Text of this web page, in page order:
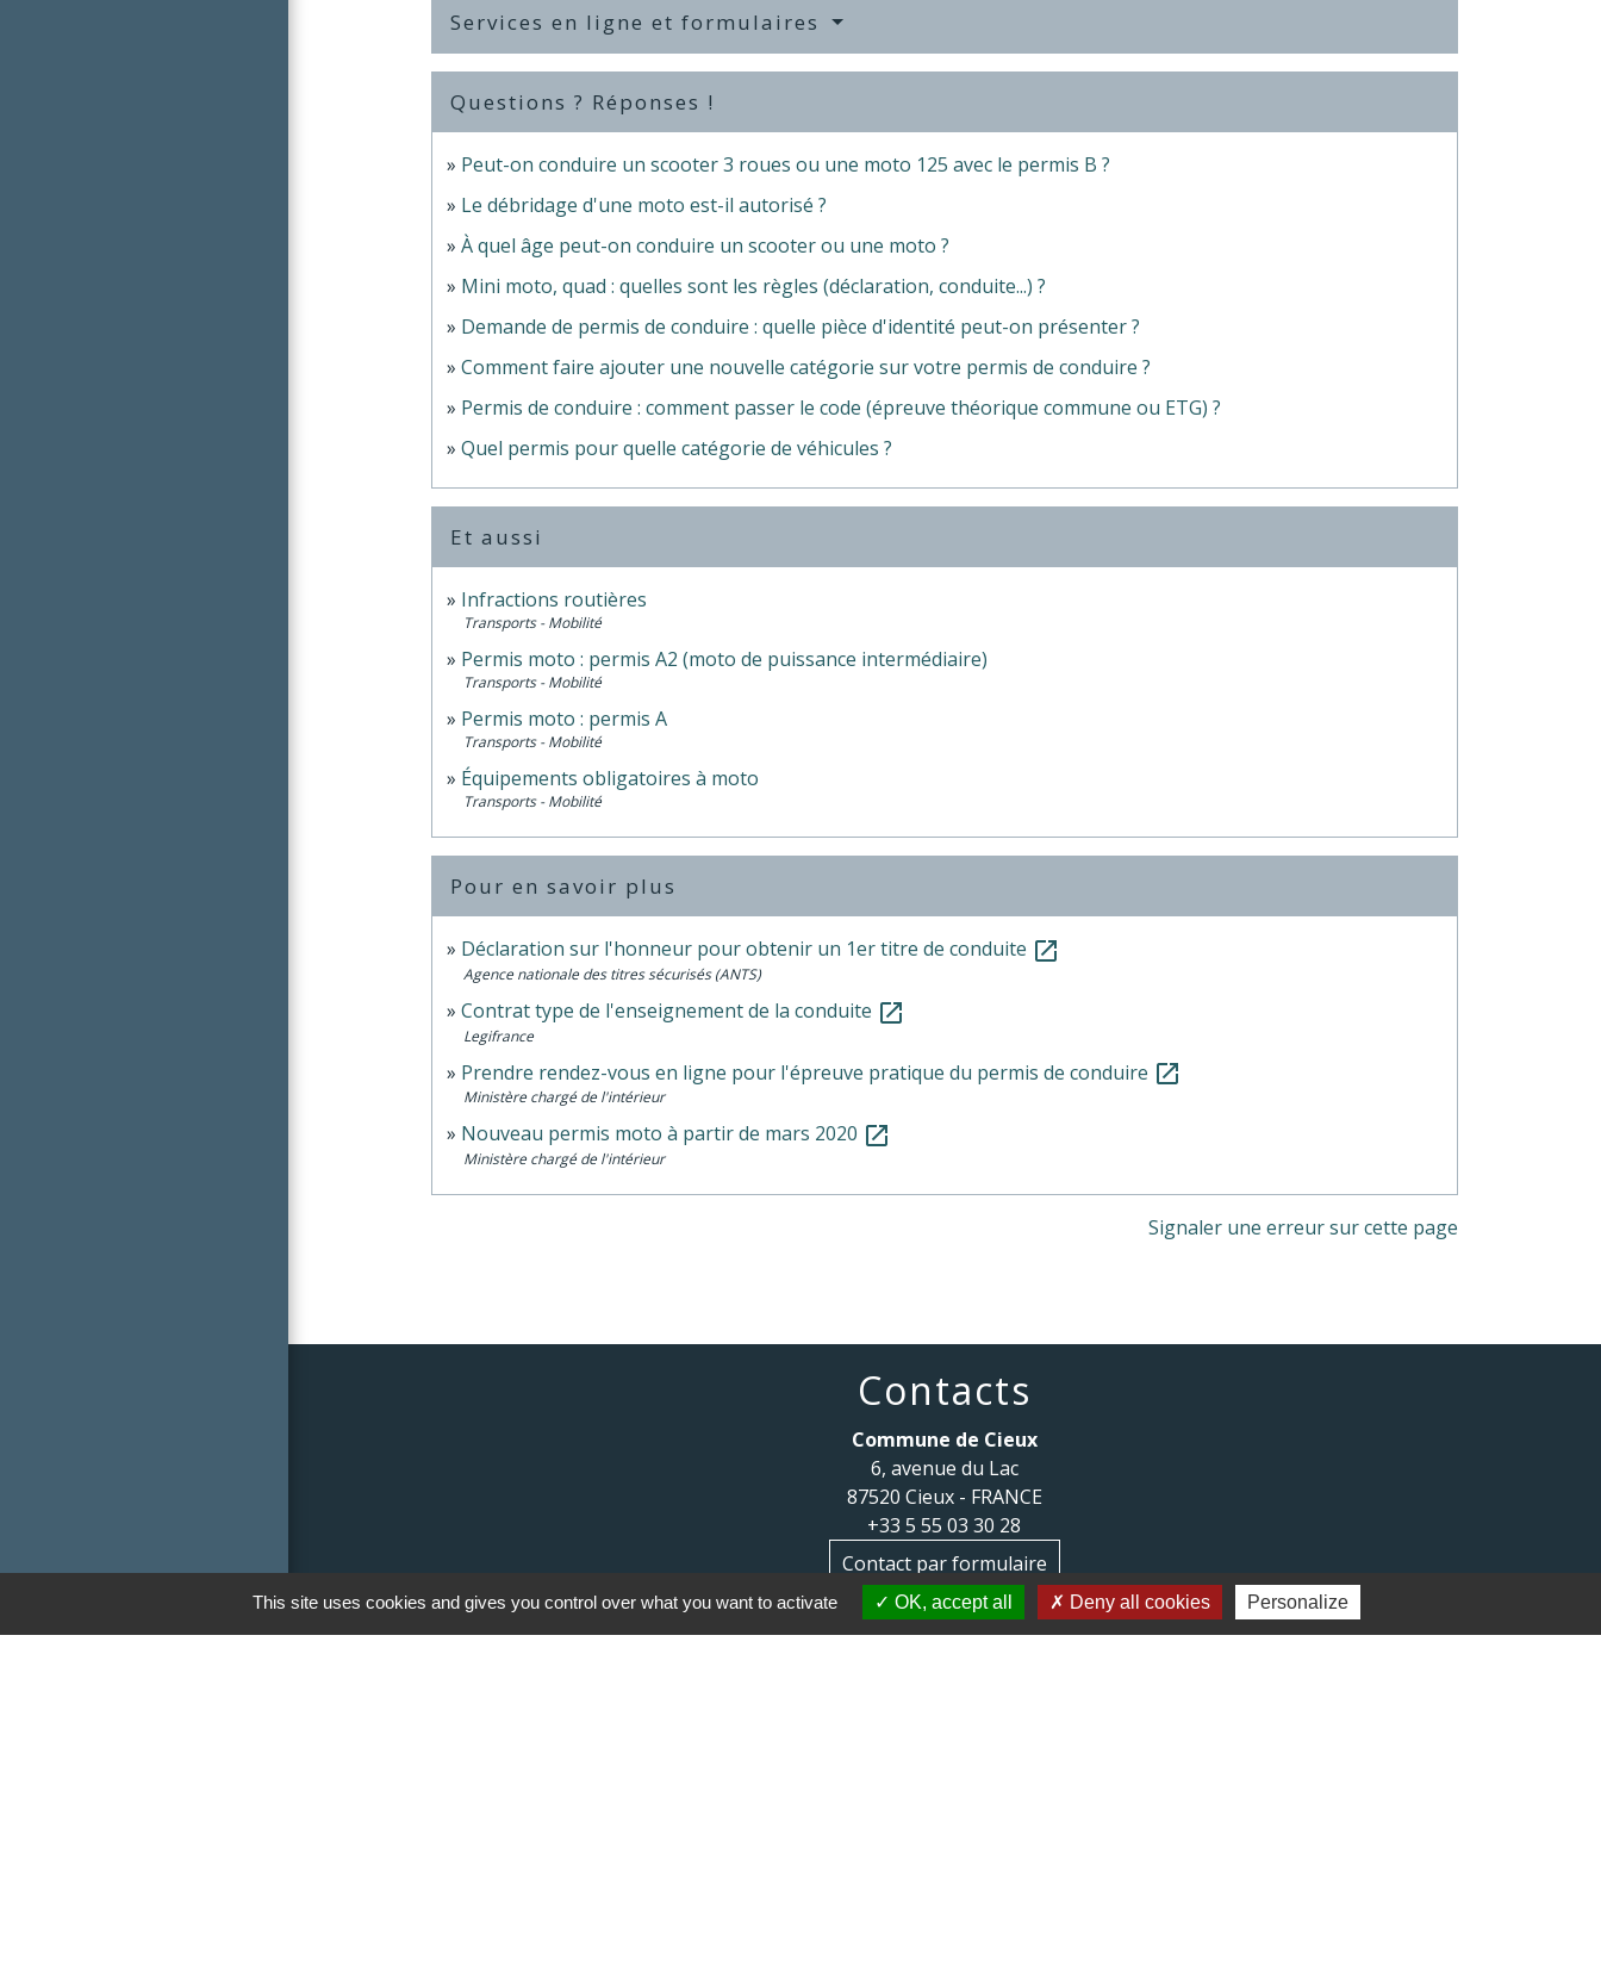
Services en ligne et formulaires
Questions ? Réponses !
Peut-on conduire un scooter 3 roues ou une moto 125 avec le permis B ?
Le débridage d'une moto est-il autorisé ?
À quel âge peut-on conduire un scooter ou une moto ?
Mini moto, quad : quelles sont les règles (déclaration, conduite...) ?
Demande de permis de conduire : quelle pièce d'identité peut-on présenter ?
Comment faire ajouter une nouvelle catégorie sur votre permis de conduire ?
Permis de conduire : comment passer le code (épreuve théorique commune ou ETG) ?
Quel permis pour quelle catégorie de véhicules ?
Et aussi
Infractions routières
Transports - Mobilité
Permis moto : permis A2 (moto de puissance intermédiaire)
Transports - Mobilité
Permis moto : permis A
Transports - Mobilité
Équipements obligatoires à moto
Transports - Mobilité
Pour en savoir plus
Déclaration sur l'honneur pour obtenir un 1er titre de conduite open_in_new
Agence nationale des titres sécurisés (ANTS)
Contrat type de l'enseignement de la conduite open_in_new
Legifrance
Prendre rendez-vous en ligne pour l'épreuve pratique du permis de conduire open_in_new
Ministère chargé de l'intérieur
Nouveau permis moto à partir de mars 2020 open_in_new
Ministère chargé de l'intérieur
Signaler une erreur sur cette page
Contacts
Commune de Cieux
6, avenue du Lac
87520 Cieux - FRANCE
+33 5 55 03 30 28
Contact par formulaire
This site uses cookies and gives you control over what you want to activate OK, accept all Deny all cookies Personalize